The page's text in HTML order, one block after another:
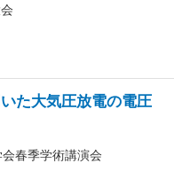
た大気圧放電の電圧
春季学術講演会